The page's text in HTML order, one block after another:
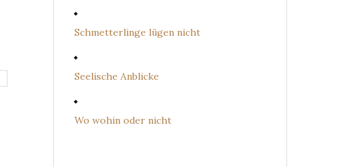
Schmetterlinge lügen nicht
Seelische Anblicke
Wo wohin oder nicht